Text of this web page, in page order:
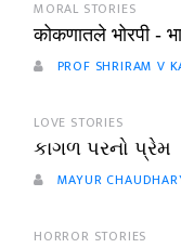
MORAL STORIES
कोकणातले भोरपी -
PROF SHRIRAM V
LOVE STORIES
કાગળ પરનો પ્રેમ
MAYUR
HORROR STORIES